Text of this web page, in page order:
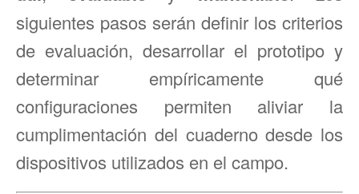
siguientes pasos serán definir los criterios
de evaluación, desarrollar el prototipo y
determinar empíricamente qué
configuraciones permiten aliviar la
cumplimentación del cuaderno desde los
dispositivos utilizados en el campo.